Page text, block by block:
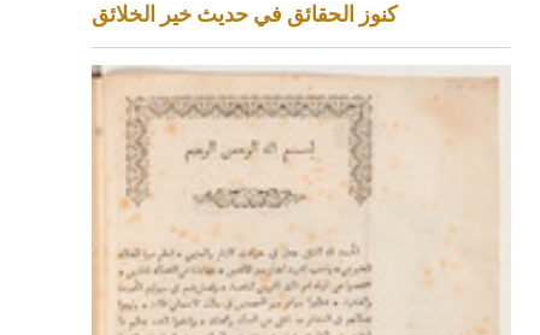
كنوز الحقائق في حديث خير الخلائق